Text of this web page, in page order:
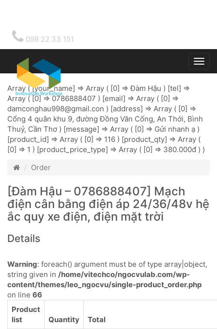
098 22 33 151
Array ( [your_name] => Array ( [0] => Đàm Hậu ) [tel] =>
Array ( [0] => 0786888407 ) [email] => Array ( [0] =>
damconghau998@gmail.con ) [address] => Array ( [0] =>
Cổng 4 quân khu 9, đường Đồng Văn Cống, An Thới, Bình
Thuỷ, Cần Thơ ) [message] => Array ( [0] => Gửi nhanh ạ )
[product_id] => Array ( [0] => 116 ) [product_qty] => Array (
[0] => 1 ) [product_price_type] => Array ( [0] => 380.000đ ) )
Order
[Đàm Hậu – 0786888407] Mạch
điện cân bằng điện áp 24/36/48v hệ
ắc quy xe điện, điện mặt trời
Details
Warning: foreach() argument must be of type array|object,
string given in /home/vitechco/ngocvulab.com/wp-
content/themes/leo_ngocvu/single-product_order.php
on line 66
Product
list
Quantity Total